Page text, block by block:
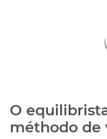
O
méthodo de